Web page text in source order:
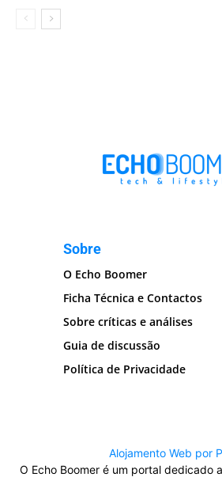
Sobre
O Echo Boomer
Ficha Técnica e Contactos
Sobre críticas e análises
Guia de discussão
Política de Privacidade
Alojamento Web por
O Echo Boomer é um portal dedicado